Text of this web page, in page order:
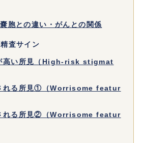
胞との違い・がんとの関係
査サイン
高い所見（High-risk stigmat
れる所見①（Worrisome featur
れる所見②（Worrisome featur